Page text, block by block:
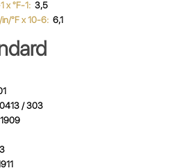
x °F-1: 3,5
°F x 10-6: 6,1
/ 303